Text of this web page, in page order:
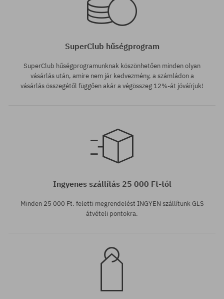
SuperClub hűségprogram
SuperClub hűségprogramunknak köszönhetően minden olyan
vásárlás után, amire nem jár kedvezmény, a számládon a
vásárlás összegétől függően akár a végösszeg 12%-át jóváírjuk!
Ingyenes szállítás 25 000 Ft-tól
Minden 25 000 Ft. feletti megrendelést INGYEN szállítunk GLS
átvételi pontokra.